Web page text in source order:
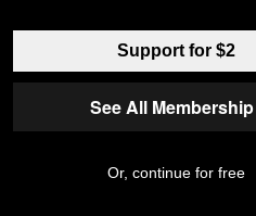
Uzimate dva špila
impresionirajućom
sa Jutjuba, ali to
pa ubrzo kreće
Support for $2
See All
Or, continue for free